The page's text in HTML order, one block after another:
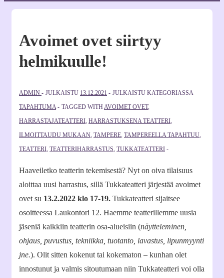
Avoimet ovet siirtyy
helmikuulle!
ADMIN JULKAISTU 13.12.2021
JULKAISTU KATEGORIASSA
TAPAHTUMA
TAGGED WITHAVOIMET OVET,
HARRASTAJATEATTERI, HARRASTUKSENA TEATTERI,
ILMOITTAUDU MUKAAN, TAMPERE, TAMPEREELLA TAPAHTUU,
TEATTERI, TEATTERIHARRASTUS, TUKKATEATTERI
Haaveiletko teatterin tekemisestä? Nyt on oiva tilaisuus
aloittaa uusi harrastus, sillä Tukkateatteri järjestää avoimet
ovet su 13.2.2022 klo 17-19. Tukkateatteri sijaitsee
osoitteessa Laukontori 12. Haemme teatterillemme uusia
jäseniä kaikkiin teatterin osa-alueisiin (näytteleminen,
ohjaus, puvustus, tekniikka, tuotanto, lavastus, lipunmyynti
jne.). Olit sitten kokenut tai kokematon – kunhan olet
innostunut ja valmis sitoutumaan niin Tukkateatteri voi olla